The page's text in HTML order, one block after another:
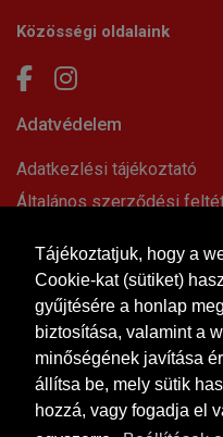
Tájékoztatjuk, hogy a
Cookie-kat (sütiket)
gyűjtésére a honlap
biztosítása, valamint a
minőségének javítása
állítsa be, mely sütik
hozzá, vagy fogadja el
Közösségi oldalaink
Adatvédelem
Adatkezlési tájékoztató
Általános szerződési
Impresszum
Süti beállítások
Információk
Hírek, cikkek
Kapcsolat
Letölthető dokumentumok